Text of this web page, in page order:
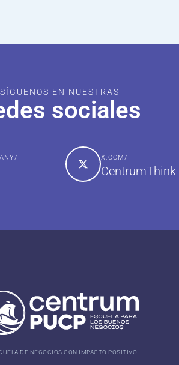
SÍGUENOS EN NUESTRAS
sociales
X.COM/
CentrumThink
DE NEGOCIOS CON IMPACTO POSITIVO